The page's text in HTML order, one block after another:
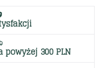
powyżej 300 PLN